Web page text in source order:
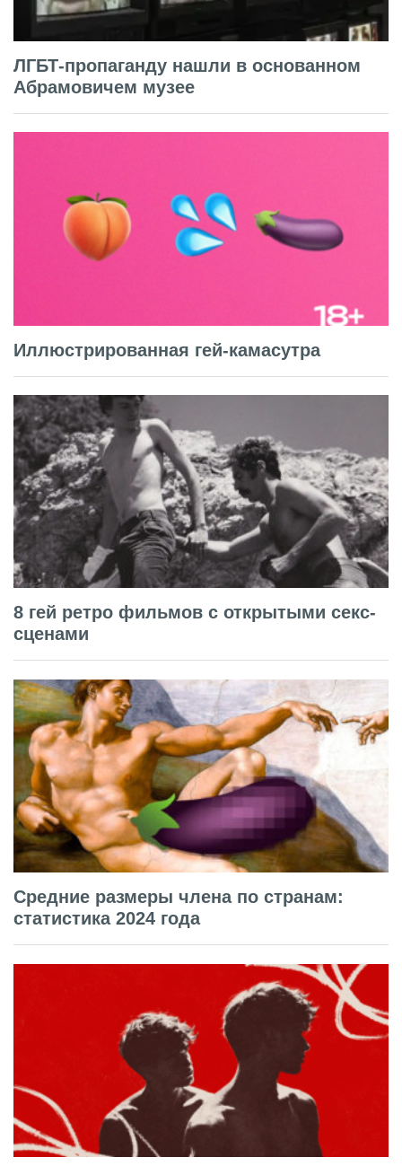
ЛГБТ-пропаганду нашли в основанном
Абрамовичем музее
Иллюстрированная гей-камасутра
8 гей ретро фильмов с открытыми секс-
сценами
Средние размеры члена по странам:
статистика 2024 года